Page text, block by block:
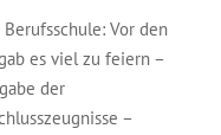
Vor den
es viel zu feiern –
der
–